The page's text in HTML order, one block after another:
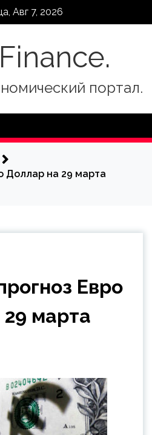
Авг 7, 2026
портал.
Доллар на 29 марта
Евро
марта